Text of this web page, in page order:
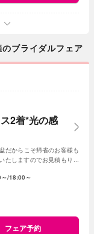
ブライダルフェア
2着*光の感
だからこそ帰省のお客様も
しますのでお見積もり作
18:00～
フェア予約